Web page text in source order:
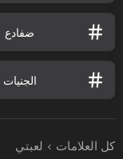
ضفادع
الجنيات
كل العلامات لعبتي